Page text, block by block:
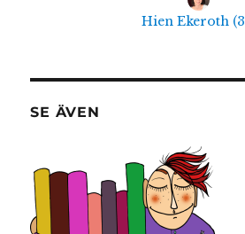
Hien Ekeroth (
SE ÄVEN